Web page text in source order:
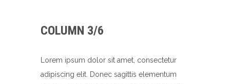
COLUMN 3/6
Lorem ipsum dolor sit amet, consectetur
adipiscing elit. Donec sagittis elementum